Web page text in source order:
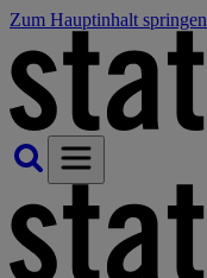
Zum Hauptinhalt springen